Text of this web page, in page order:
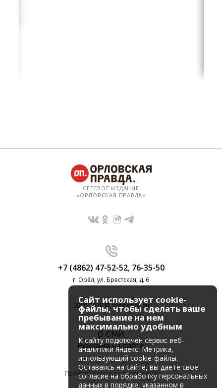
СЕТЕВОЕ ИЗДАНИЕ
«ОРЛОВСКАЯ ПРАВДА»
+7 (4862) 47-52-52, 76-35-50
г. Орёл, ул. Брестская, д. 6
2010-2026 © regionorel.ru
О СМИ
Реклама на сайте
Политика конфиденциальности
Сайт использует cookie-
файлы, чтобы сделать ваше
пребывание на нем
максимально удобным
К cайту подключен сервис веб-
аналитики Яндекс. Метрика,
использующий cookie-файлы.
Оставаясь на сайте, вы даете свое
согласие на обработку персональных
данных в порядке, указанном в